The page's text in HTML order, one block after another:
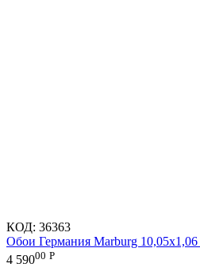
КОД: 36363
Обои Германия Marburg
4 59000 Р